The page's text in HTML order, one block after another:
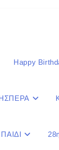
Happy
ΠΑΙΔΙ